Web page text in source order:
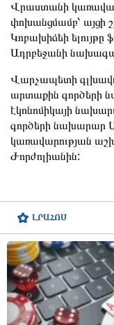
ԼՐԱՀՈՍ
Վրաստանի
փոխանցմամբ՝ այցի
Կոբախիձեի ելույթը
Ադրբեջանի
Վարչապետի
արտաքին գործերի
էկոնոմիկայի
գործերի նախարար
կառավարության
Ժորժոլիանին: